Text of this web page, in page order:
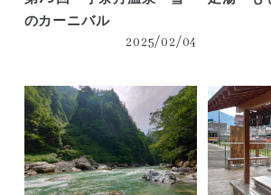
のカーニバル
2025/02/04